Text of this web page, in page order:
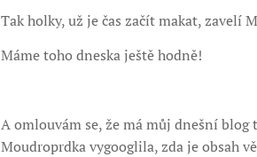
Tak holky, už je čas začít makat, zavelí
Máme toho dneska ještě hodně!
A omlouvám se, že má můj dnešní
Moudroprdka vygooglila, zda je obsah